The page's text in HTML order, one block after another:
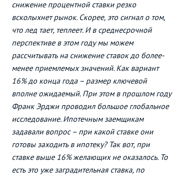
снижение процентной ставки резко
всколыхнет рынок. Скорее, это сигнал о том,
что лед тает, теплеет. И в среднесрочной
перспективе в этом году мы можем
рассчитывать на снижение ставок до более-
менее приемлемых значений. Как вариант
16% до конца года – размер ключевой
вполне ожидаемый. При этом в прошлом году
Франк Эрджи проводил большое глобальное
исследование. Ипотечным заемщикам
задавали вопрос – при какой ставке они
готовы заходить в ипотеку? Так вот, при
ставке выше 16% желающих не оказалось. То
есть это уже заградительная ставка, по